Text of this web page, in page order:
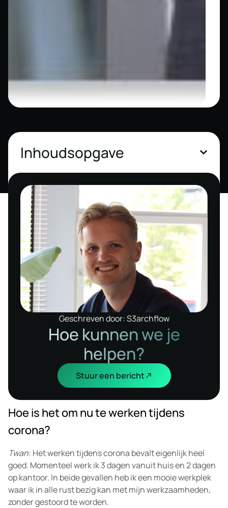
Inhoudsopgave
Geschreven door: S3archflow
Hoe kunnen we je
helpen?
Stuur een bericht
Hoe is het om nu te werken tijdens
corona?
Twan: Het werken tijdens corona bevalt eigenlijk heel
goed. Momenteel werk ik 3 dagen vanuit huis en 2 dagen
op kantoor. In beide gevallen heb ik een mooie werkplek
waar ik in alle rust bezig kan met mijn werkzaamheden,
zonder gestoord te worden.